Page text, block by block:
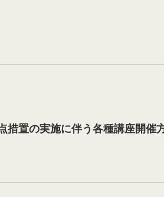
措置の実施に伴う各種講座開催